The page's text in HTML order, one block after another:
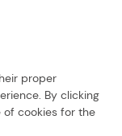
proper
By clicking
of cookies for the
zkolaudován a